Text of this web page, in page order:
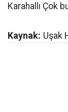
Karahallı Çok
Kaynak: Uşak